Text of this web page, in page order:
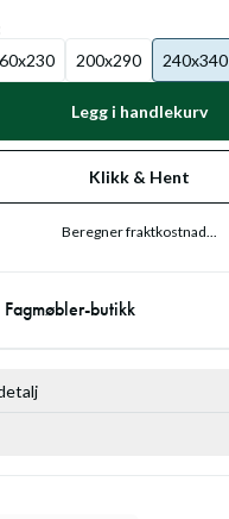
200x290 240x340
Legg i handlekurv
Klikk & Hent
Beregner fraktkostnad...
butikk